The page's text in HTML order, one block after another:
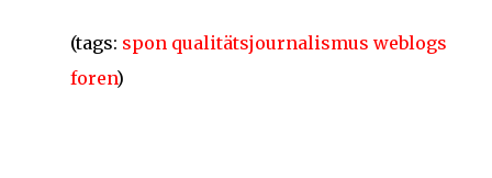
(tags: spon qualitätsjournalismus weblogs
foren)